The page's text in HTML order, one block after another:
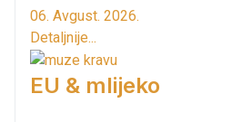
06. Avgust. 2026.
Detaljnije...
EU & mlijeko